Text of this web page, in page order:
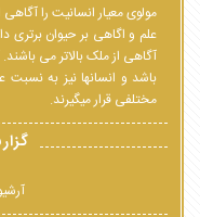
مولوی معیار انسانیت را
علم و اگاهی بر حیوان برتری
آگاهی از ملک بالاتر می
باشد و انسانها نیز به نسبت
مختلفی قرار میگیرند.